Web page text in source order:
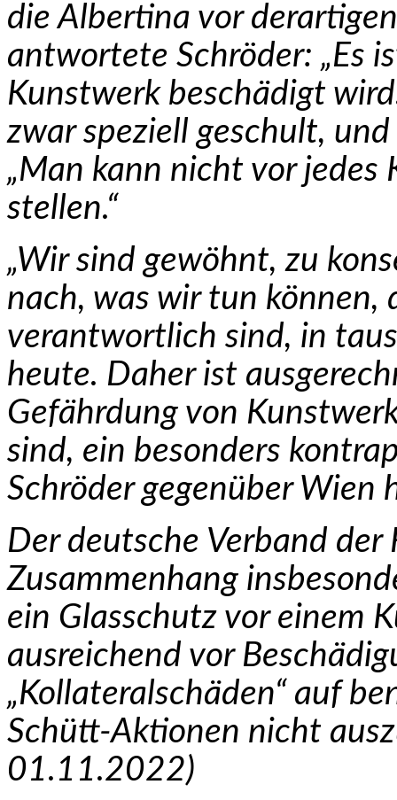
die Albertina vor
antwortete Schröder: „Es
Kunstwerk beschädigt
zwar speziell geschult,
„Man kann nicht vor jedes
stellen.“
„Wir sind gewöhnt, zu
nach, was wir tun
verantwortlich sind, in
heute. Daher ist
Gefährdung von
sind, ein besonders
Schröder gegenüber
Der deutsche Verband
Zusammenhang
ein Glasschutz vor einem
ausreichend vor
„Kollateralschäden“ auf
Schütt-Aktionen nicht
01.11.2022)